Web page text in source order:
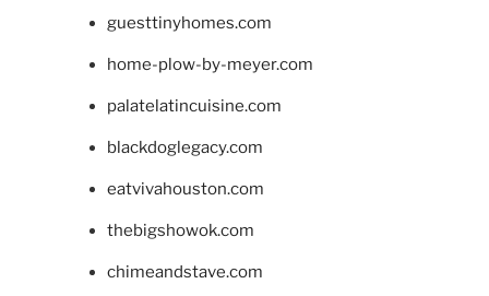
guesttinyhomes.com
home-plow-by-meyer.com
palatelatincuisine.com
blackdoglegacy.com
eatvivahouston.com
thebigshowok.com
chimeandstave.com